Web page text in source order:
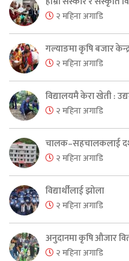
२ महिना अगाडि
गल्याङमा कृषि बजार
२ महिना अगाडि
विद्यालयमै केरा खेती :
२ महिना अगाडि
चालक–सहचालकलाई दश
२ महिना अगाडि
विद्यार्थीलाई झोला
२ महिना अगाडि
अनुदानमा कृषि औजार
२ महिना अगाडि